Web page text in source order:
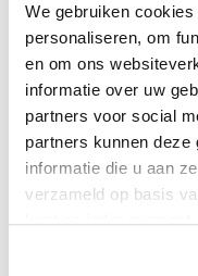
We gebruiken
personaliseren, om
en om ons
informatie over uw
partners voor social
partners kunnen deze
informatie die u aan
verzameld op basis
kunt op ieder moment
0